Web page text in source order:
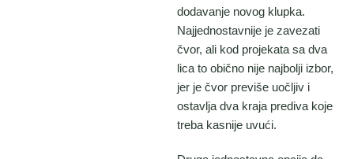
dodavanje novog klupka.
Najjednostavnije je zavezati
čvor, ali kod projekata sa dva
lica to obično nije najbolji izbor,
jer je čvor previše uočljiv i
ostavlja dva kraja prediva koje
treba kasnije uvući.